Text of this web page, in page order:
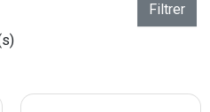
Filtrer